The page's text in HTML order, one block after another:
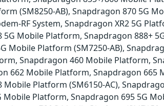
(SM8250-AB), Snapdragon 870 5G
RF System, Snapdragon XR2 5G
Mobile Platform, Snapdragon 888+
Mobile Platform (SM7250-AB),
Snapdragon 460 Mobile Platform,
662 Mobile Platform, Snapdragon
Platform (SM6150-AC),
Mobile Platform, Snapdragon 695 5G